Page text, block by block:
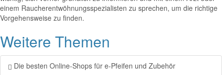
einem Raucherentwöhnungsspezialisten zu sprechen, um die richtige
Vorgehensweise zu finden.
Weitere Themen
Die besten Online-Shops für e-Pfeifen und Zubehör